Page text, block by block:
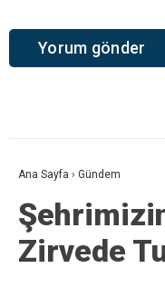
Ana Sayfa › Gündem
Zirvede